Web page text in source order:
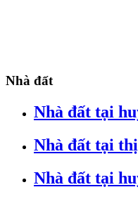
Nhà đất
Nhà đất tại
Nhà đất tại
Nhà đất tại